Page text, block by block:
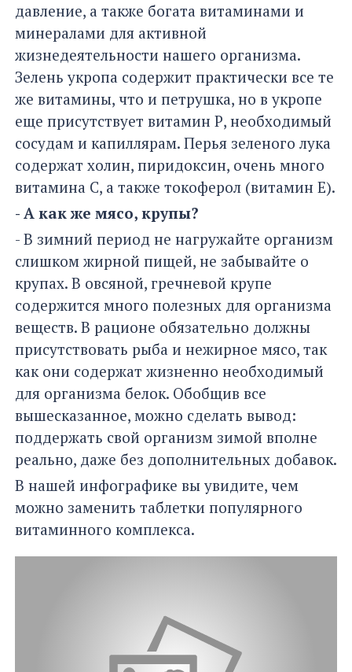
давление, а также богата витаминами и
минералами для активной
жизнедеятельности нашего организма.
Зелень укропа содержит практически все те
же витамины, что и петрушка, но в укропе
еще присутствует витамин Р, необходимый
сосудам и капиллярам. Перья зеленого лука
содержат холин, пиридоксин, очень много
витамина С, а также токоферол (витамин Е).
- А как же мясо, крупы?
- В зимний период не нагружайте организм
слишком жирной пищей, не забывайте о
крупах. В овсяной, гречневой крупе
содержится много полезных для организма
веществ. В рационе обязательно должны
присутствовать рыба и нежирное мясо, так
как они содержат жизненно необходимый
для организма белок. Обобщив все
вышесказанное, можно сделать вывод:
поддержать свой организм зимой вполне
реально, даже без дополнительных добавок.
В нашей инфографике вы увидите, чем
можно заменить таблетки популярного
витаминного комплекса.